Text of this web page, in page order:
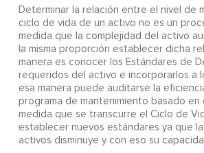
Determinar la relación entre el nivel de
ciclo de vida de un activo no es un
medida que la complejidad del activo
la misma proporción establecer dicha
manera es conocer los Estándares de
requeridos del activo e incorporarlos a
esa manera puede auditarse la
programa de mantenimiento basado en
medida que se transcurre el Ciclo de
establecer nuevos estándares ya que
activos disminuye y con eso su